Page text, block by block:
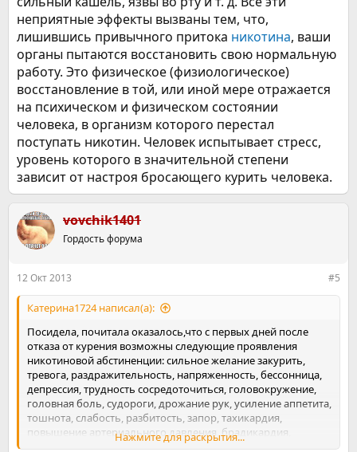
неприятные эффекты вызваны тем, что,
лишившись привычного притока никотина, ваши
органы пытаются восстановить свою нормальную
работу. Это физическое (физиологическое)
восстановление в той, или иной мере отражается
на психическом и физическом состоянии
человека, в организм которого перестал
поступать никотин. Человек испытывает стресс,
уровень которого в значительной степени
зависит от настроя бросающего курить человека.
vovchik1401
Гордость форума
12 Окт 2013 #5
Катерина1724 написал(а):
Посидела, почитала оказалось,что с первых дней после
отказа от курения возможны следующие проявления
никотиновой абстиненции: сильное желание закурить,
тревога, раздражительность, напряженность, бессонница,
депрессия, трудность сосредоточиться, головокружение,
головная боль, судороги, дрожание рук, усиление аппетита,
тошнота, слабость, разбитость, запор, тахикардия,
повышение артериального давления, брадикардия,
одышка,ощущение нехватки воздуха, потливость,
Нажмите для раскрытия...